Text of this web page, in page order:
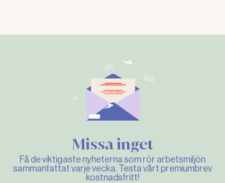
Missa inget
Få de viktigaste nyheterna som rör arbetsmiljön
sammanfattat varje vecka. Testa vårt premiumbrev
kostnadsfritt!